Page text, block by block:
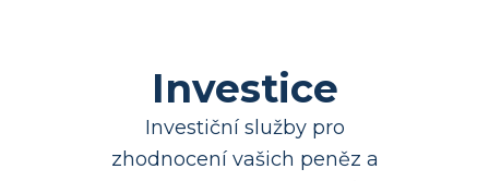
Investice
Investiční služby pro
zhodnocení vašich peněz a